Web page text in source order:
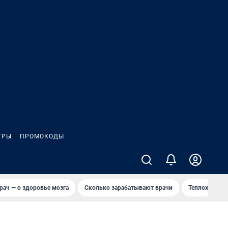
ПРОМОКОДЫ
— о здоровье мозга Сколько зарабатывают врачи Теплоход